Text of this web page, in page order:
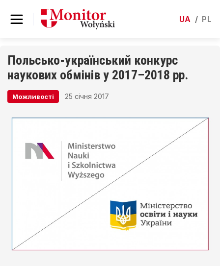
UA / PL
Польсько-український конкурс
наукових обмінів у 2017–2018 рр.
Можливості 25 січня 2017